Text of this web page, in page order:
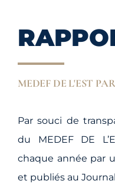
MEDEF DE L'EST
Par souci de
du MEDEF DE
chaque année par
et publiés au